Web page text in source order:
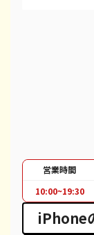
iPhone SE 2
iPhone 11
iPhone 11 Pro
営業時間
10:00~19:30
iPhone